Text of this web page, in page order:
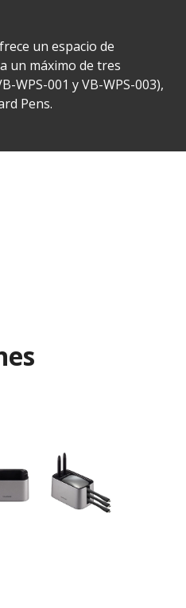
un espacio de
un máximo de tres
WPS-001 y VB-WPS-003),
Pens.